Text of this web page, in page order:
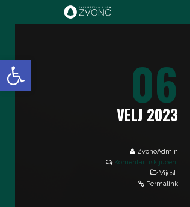
Open toolbar
IK Zvono
06
VELJ 2023
ZvonoAdmin
Komentari isključeni
Vijesti
Permalink